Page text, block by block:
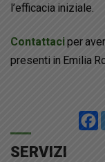
l’efficacia iniziale.
Contattaci per
presenti in Emilia
SERVIZI